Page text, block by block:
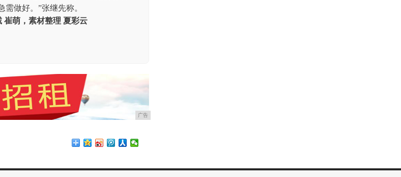
做好。”张继先称。
崔萌，素材整理 夏彩云
广告